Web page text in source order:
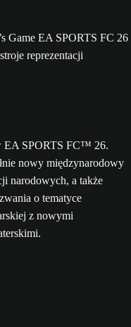
EA SPORTS FC™ 26.
nowy międzynarodowy
narodowych, a także
o tematyce
z nowymi